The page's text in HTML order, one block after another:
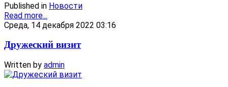
Published in Новости
Read more...
Среда, 14 декабря 2022 03:16
Дружеский визит
Written by admin